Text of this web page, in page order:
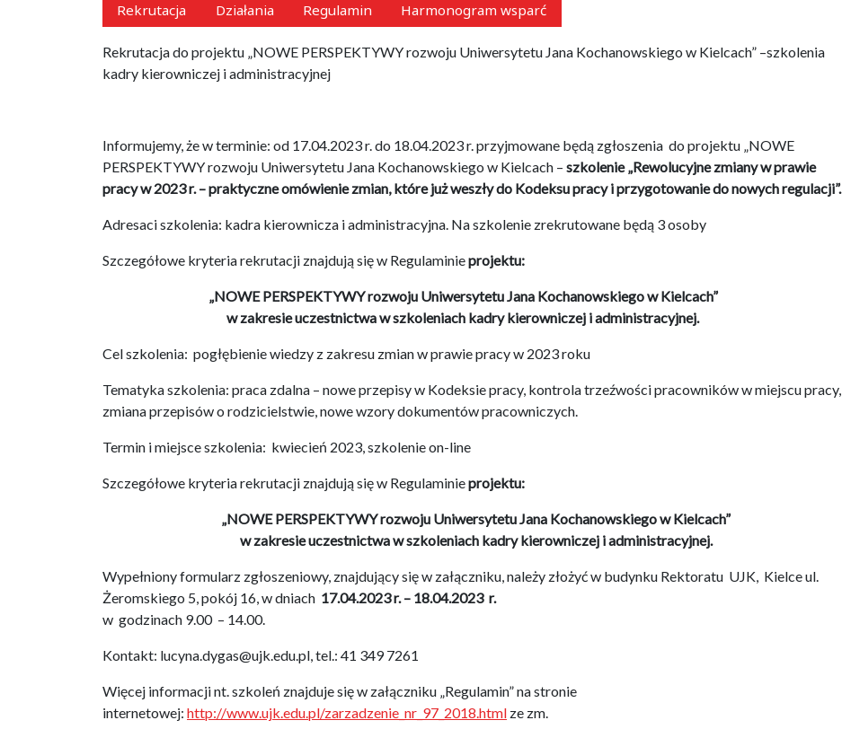
Rekrutacja Działania Regulamin Harmonogram wsparć
Rekrutacja do projektu „NOWE PERSPEKTYWY rozwoju Uniwersytetu Jana Kochanowskiego w Kielcach” –szkolenia
kadry kierowniczej i administracyjnej
Informujemy, że w terminie: od 17.04.2023 r. do 18.04.2023 r. przyjmowane będą zgłoszenia do projektu „NOWE
PERSPEKTYWY rozwoju Uniwersytetu Jana Kochanowskiego w Kielcach – szkolenie „Rewolucyjne zmiany w prawie
pracy w 2023 r. – praktyczne omówienie zmian, które już weszły do Kodeksu pracy i przygotowanie do nowych regulacji”.
Adresaci szkolenia: kadra kierownicza i administracyjna. Na szkolenie zrekrutowane będą 3 osoby
Szczegółowe kryteria rekrutacji znajdują się w Regulaminieprojektu:
„NOWE PERSPEKTYWY rozwoju Uniwersytetu Jana Kochanowskiego w Kielcach”
w zakresie uczestnictwa w szkoleniach kadry kierowniczej i administracyjnej.
Cel szkolenia: pogłębienie wiedzy z zakresu zmian w prawie pracy w 2023 roku
Tematyka szkolenia: praca zdalna – nowe przepisy w Kodeksie pracy, kontrola trzeźwości pracowników w miejscu pracy,
zmiana przepisów o rodzicielstwie, nowe wzory dokumentów pracowniczych.
Termin i miejsce szkolenia: kwiecień 2023, szkolenie on-line
Szczegółowe kryteria rekrutacji znajdują się w Regulaminieprojektu:
„NOWE PERSPEKTYWY rozwoju Uniwersytetu Jana Kochanowskiego w Kielcach”
w zakresie uczestnictwa w szkoleniach kadry kierowniczej i administracyjnej.
Wypełniony formularz zgłoszeniowy, znajdujący się w załączniku, należy złożyć w budynku Rektoratu UJK, Kielce ul.
Żeromskiego 5, pokój 16, w dniach 17.04.2023 r. – 18.04.2023 r.
w godzinach 9.00 – 14.00.
Kontakt: lucyna.dygas@ujk.edu.pl, tel.: 41 349 7261
Więcej informacji nt. szkoleń znajduje się w załączniku „Regulamin” na stronie
internetowej: http://www.ujk.edu.pl/zarzadzenie_nr_97_2018.html ze zm.